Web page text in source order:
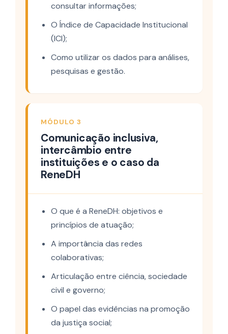
consultar informações;
O Índice de Capacidade Institucional
(ICI);
Como utilizar os dados para análises,
pesquisas e gestão.
MÓDULO 3
Comunicação inclusiva,
intercâmbio entre
instituições e o caso da
ReneDH
O que é a ReneDH: objetivos e
princípios de atuação;
A importância das redes
colaborativas;
Articulação entre ciência, sociedade
civil e governo;
O papel das evidências na promoção
da justiça social;